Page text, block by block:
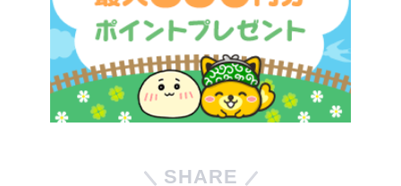
SHARE